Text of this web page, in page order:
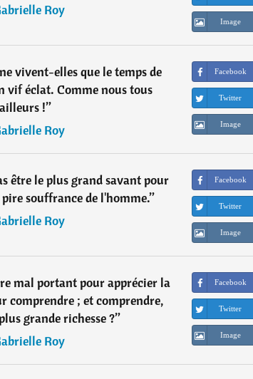
Roy
Image
vivent-elles que le temps de
éclat. Comme nous tous
!”
Roy
Facebook
Twitter
Image
être le plus grand savant pour
souffrance de l'homme.”
Roy
Facebook
Twitter
Image
mal portant pour apprécier la
comprendre ; et comprendre,
grande richesse ?”
Roy
Facebook
Twitter
Image